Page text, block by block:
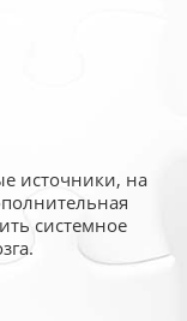
источники, на
системное